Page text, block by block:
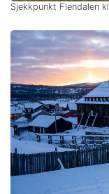
Sjekkpunkt Flendalen